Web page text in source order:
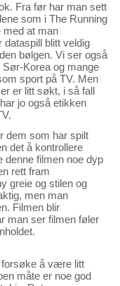
Fra før har man sett
som i The Running
med at man
blitt veldig
bølgen. Vi ser også
Korea og mange
sport på TV. Men
er litt søkt, i så fall
jo også etikken
dem som har spilt
det å kontrollere
denne filmen noe dyp
rett fram
greie og stilen og
men man
Filmen blir
man ser filmen føler
forsøke å være litt
måte er noe god